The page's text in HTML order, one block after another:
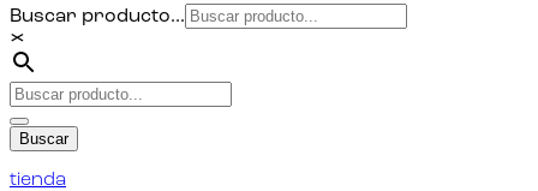
Buscar producto...
×
Buscar
tienda